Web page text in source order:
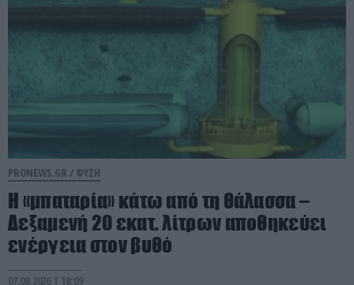
PRONEWS.GR / ΦΥΣΗ
Η «μπαταρία» κάτω από τη θάλασσα –
Δεξαμενή 20 εκατ. λίτρων αποθηκεύει
ενέργεια στον βυθό
07.08.2026 | 18:09